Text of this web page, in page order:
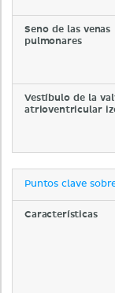
Seno de las venas
pulmonares
Vestíbulo de la
atrioventricular
Puntos clave
Características